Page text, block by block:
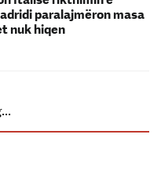
paralajmëron masa
nuk hiqen